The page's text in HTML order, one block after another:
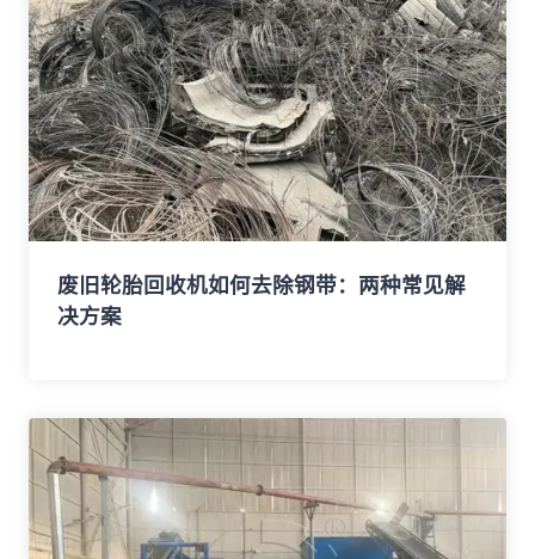
废旧轮胎回收机如何去除钢带：两种常见解
决方案